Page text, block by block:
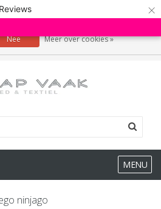
Reviews ×
MENU
ninjago
website te verbeteren. Is dat akkoord?
Nee Meer over cookies »